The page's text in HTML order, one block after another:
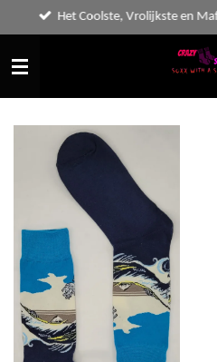
direct
naar
de
hoofdinhoud
Het Coolste, Vrolijkste en